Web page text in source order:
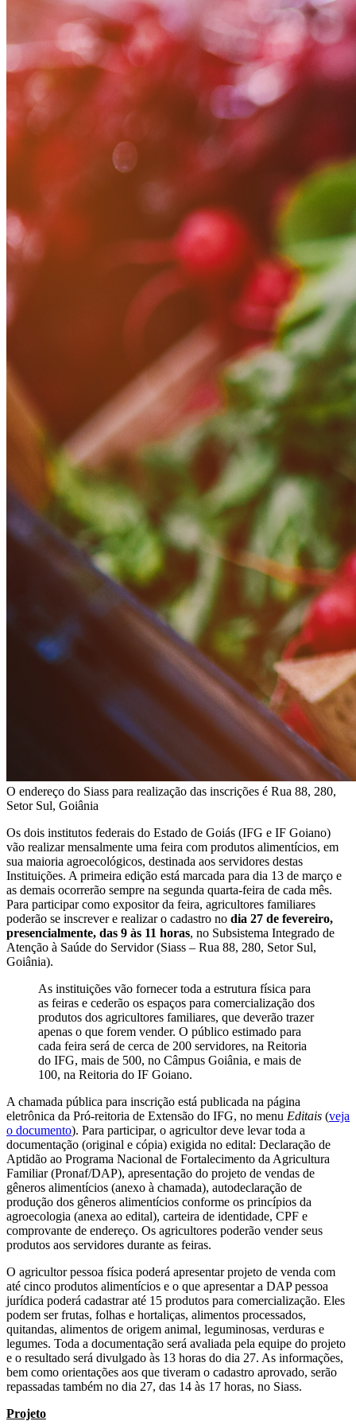
O endereço do Siass para realização das inscrições é Rua 88, 280,
Setor Sul, Goiânia
Os dois institutos federais do Estado de Goiás (IFG e IF Goiano)
vão realizar mensalmente uma feira com produtos alimentícios, em
sua maioria agroecológicos, destinada aos servidores destas
Instituições. A primeira edição está marcada para dia 13 de março e
as demais ocorrerão sempre na segunda quarta-feira de cada mês.
Para participar como expositor da feira, agricultores familiares
poderão se inscrever e realizar o cadastro no dia 27 de fevereiro,
presencialmente, das 9 às 11 horas, no Subsistema Integrado de
Atenção à Saúde do Servidor (Siass – Rua 88, 280, Setor Sul,
Goiânia).
As instituições vão fornecer toda a estrutura física para
as feiras e cederão os espaços para comercialização dos
produtos dos agricultores familiares, que deverão trazer
apenas o que forem vender. O público estimado para
cada feira será de cerca de 200 servidores, na Reitoria
do IFG, mais de 500, no Câmpus Goiânia, e mais de
100, na Reitoria do IF Goiano.
A chamada pública para inscrição está publicada na página
eletrônica da Pró-reitoria de Extensão do IFG, no menu Editais (veja
o documento). Para participar, o agricultor deve levar toda a
documentação (original e cópia) exigida no edital: Declaração de
Aptidão ao Programa Nacional de Fortalecimento da Agricultura
Familiar (Pronaf/DAP), apresentação do projeto de vendas de
gêneros alimentícios (anexo à chamada), autodeclaração de
produção dos gêneros alimentícios conforme os princípios da
agroecologia (anexa ao edital), carteira de identidade, CPF e
comprovante de endereço. Os agricultores poderão vender seus
produtos aos servidores durante as feiras.
O agricultor pessoa física poderá apresentar projeto de venda com
até cinco produtos alimentícios e o que apresentar a DAP pessoa
jurídica poderá cadastrar até 15 produtos para comercialização. Eles
podem ser frutas, folhas e hortaliças, alimentos processados,
quitandas, alimentos de origem animal, leguminosas, verduras e
legumes. Toda a documentação será avaliada pela equipe do projeto
e o resultado será divulgado às 13 horas do dia 27. As informações,
bem como orientações aos que tiveram o cadastro aprovado, serão
repassadas também no dia 27, das 14 às 17 horas, no Siass.
Projeto